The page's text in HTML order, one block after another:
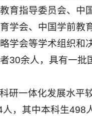
育指导委员会、中
学会、中国学前教
学会等学术组织和
30余人，具有一批
研一体化发展水平
，其中本科生498